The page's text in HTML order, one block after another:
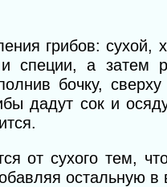
грибов:
специи, а затем
бочку,
дадут сок и
от сухого тем,
остальную в